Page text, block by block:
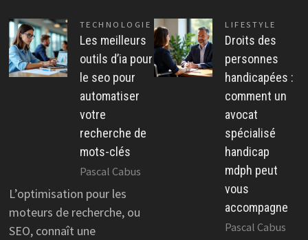
TECHNOLOGIE
Les meilleurs
outils d’ia pour
le seo pour
automatiser
votre
recherche de
mots-clés
Pascal Cabus
L’optimisation pour les
moteurs de recherche, ou
SEO, connaît une
LIFESTYLE
Droits des
personnes
handicapées :
comment un
avocat
spécialisé
handicap
mdph peut
vous
accompagne
Pascal Cabus